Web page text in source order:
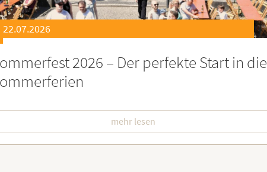
21.07.2026
zu Ehren besonders engagierter
mehr lesen